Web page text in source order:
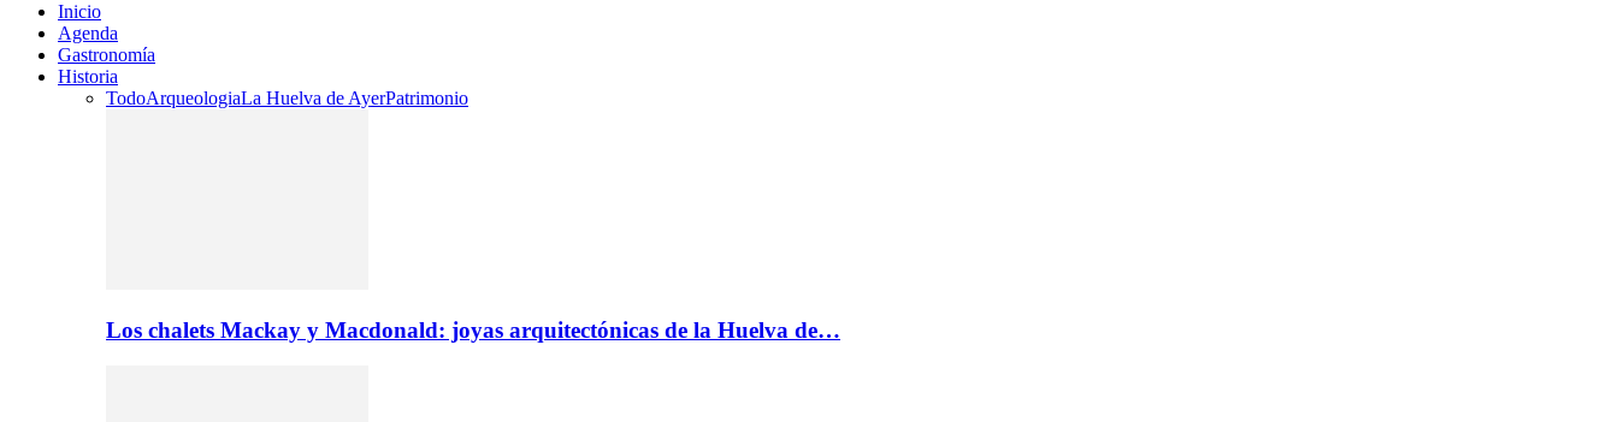
Inicio
Agenda
Gastronomía
Historia
TodoArqueologiaLa Huelva de AyerPatrimonio
Los chalets Mackay y Macdonald: joyas arquitectónicas de la Huelva de…